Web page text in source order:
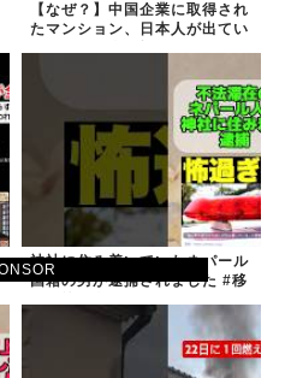
【なぜ？】中国企業に取得され
たマンション、日本人が出てい
神社に住み着いていたネパール
国籍の男が逮捕されました #移